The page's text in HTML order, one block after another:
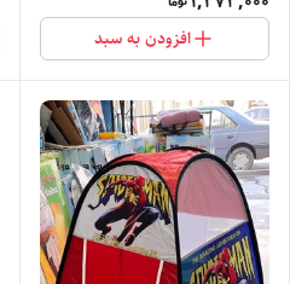
افزودن به سبد